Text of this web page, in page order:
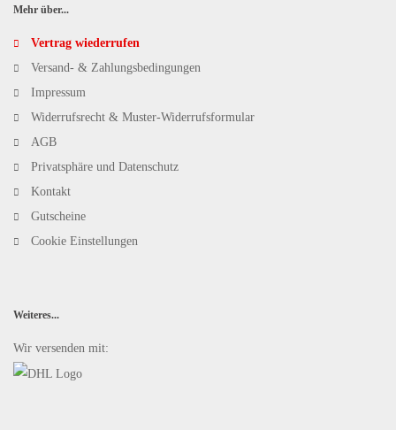
Mehr über...
Vertrag wiederrufen
Versand- & Zahlungsbedingungen
Impressum
Widerrufsrecht & Muster-Widerrufsformular
AGB
Privatsphäre und Datenschutz
Kontakt
Gutscheine
Cookie Einstellungen
Weiteres...
Wir versenden mit: